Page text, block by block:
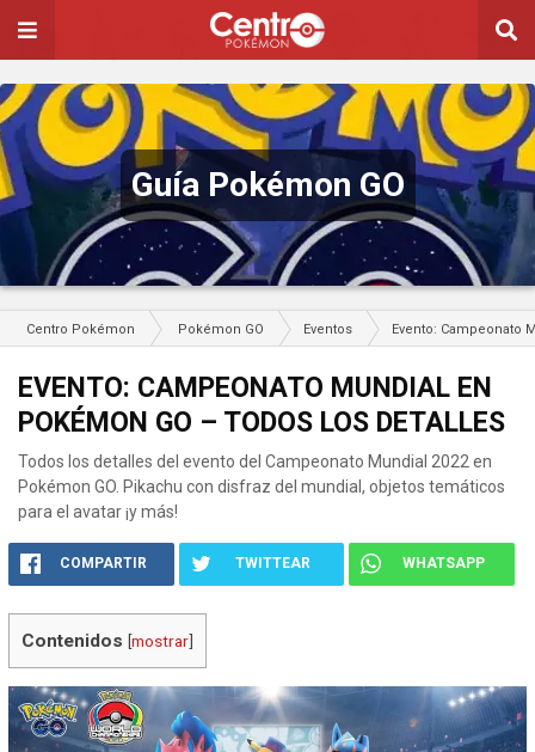
Guía Pokémon GO
Centro Pokémon Pokémon GO Eventos Evento: Campeonato
EVENTO: CAMPEONATO MUNDIAL EN
POKÉMON GO – TODOS LOS DETALLES
Todos los detalles del evento del Campeonato Mundial 2022 en
Pokémon GO. Pikachu con disfraz del mundial, objetos temáticos
para el avatar ¡y más!
COMPARTIR TWITTEAR WHATSAPP
Contenidos [mostrar]